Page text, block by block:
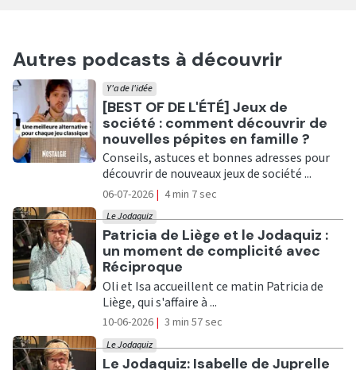
Autres podcasts à découvrir
Ecouter
[BEST OF DE L'ÉTÉ] Jeux de
société : comment découvrir de
nouvelles pépites en famille ?
Y'a de l'idée
Conseils, astuces et bonnes adresses pour
découvrir de nouveaux jeux de société ...
06-07-2026 | 4 min 7 sec
Ecouter
Patricia de Liège et le Jodaquiz :
un moment de complicité avec
Réciproque
Le Jodaquiz
Oli et Isa accueillent ce matin Patricia de
Liège, qui s'affaire à ...
10-06-2026 | 3 min 57 sec
Ecouter
Le Jodaquiz: Isabelle de Juprelle
Le Jodaquiz